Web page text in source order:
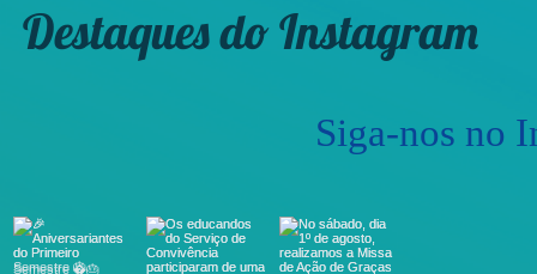
Destaques do Instagram
Siga-nos no